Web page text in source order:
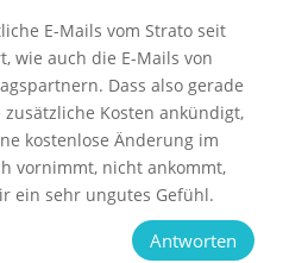
E-Mails vom Strato seit
wie auch die E-Mails von
Dass also gerade
zusätzliche Kosten ankündigt,
kostenlose Änderung im
vornimmt, nicht ankommt,
ein sehr ungutes Gefühl.
Antworten